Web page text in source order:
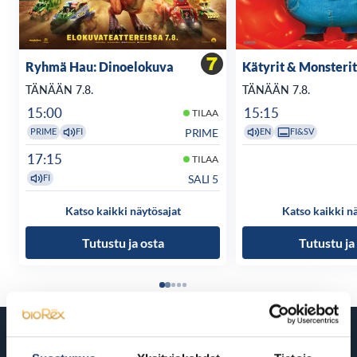
Ryhmä Hau: Dinoelokuva
TÄNÄÄN 7.8.
15:00 TILAA
PRIME FI PRIME
17:15 TILAA
FI SALI 5
Katso kaikki näytösajat
Tutustu ja osta
Kätyrit & Monsterit
TÄNÄÄN 7.8.
15:15
EN FI&SV
Katso kaikki
Tutustu ja
Tulossa